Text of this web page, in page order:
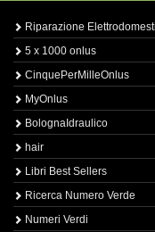
Riparazione
5 x 1000 onlus
CinquePerMilleOnlus
MyOnlus
BolognaIdraulico
hair
Libri Best Sellers
Ricerca Numero Verde
Numeri Verdi